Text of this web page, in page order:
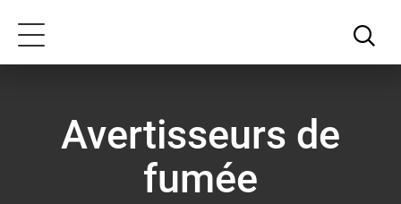
contenu
déclaration
d'accessibilité
Toggle
Avertisseurs de
fumée